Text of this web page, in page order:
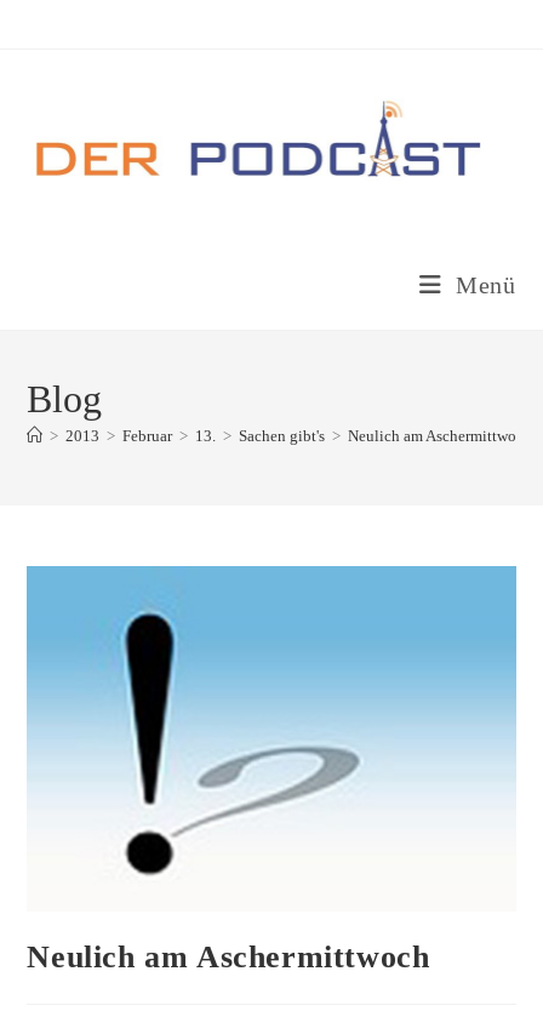
Menü
Blog
> 2013 > Februar > 13. > Sachen gibt's > Neulich am Aschermittwoch
Neulich am Aschermittwoch